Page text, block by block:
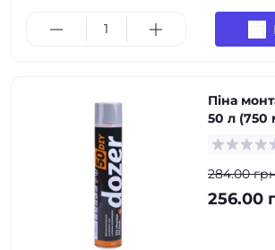
Піна
50 л (750
284.00
256.00